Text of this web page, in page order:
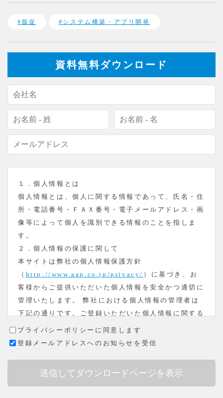
#販促 #システム構築・アプリ開発
資料無料ダウンロード
１．個人情報とは
個人情報とは、個人に関する情報であって、氏名・住
所・電話番号・ＦＡＸ番号・電子メールアドレス・画
像等によって個人を識別できる情報のことを指しま
す。
２．個人情報の保護に関して
本サイトは弊社の個人情報保護方針
（ http://www.aap.co.jp/privacy/ ）に基づき、お
客様からご提供いただいた個人情報を安全かつ適切に
管理いたします。 弊社における個人情報の管理者は
下記の通りです。ご登録いただいた個人情報に関する
お問い合わせはこちらまでお願いいたします。
株式会社エイエイピー 静岡県静岡市駿河区森下町3-
苦情相談窓口責任者 青柳英記
プライバシーポリシーに同意します
登録メールアドレスへのお知らせを受信